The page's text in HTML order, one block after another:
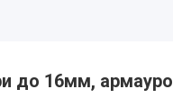
до 16мм,